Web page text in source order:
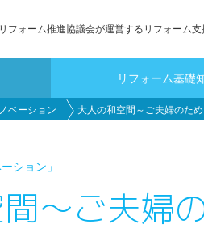
フォーム推進協議会が運営するリフォーム
リフォーム基礎
ベーション 大人の和空間～ご夫婦のた
ション」
～ご夫婦